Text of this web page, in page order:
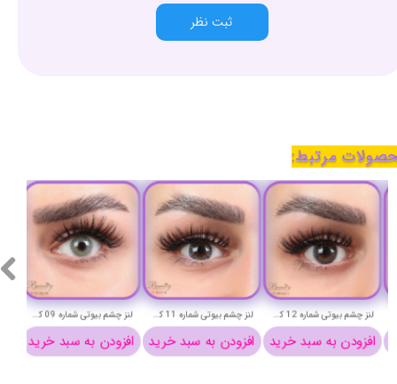
ثبت نظر
لنز چشم بیوتی شماره 13 کد EPC310
افزودن به سبد خرید
لنز چشم بیوتی شماره 14 کد FAA310
افزودن به سبد خرید
لنز چشم بیوتی شماره 15 کد ACQA310
افزودن به سبد خرید
مرتبط: